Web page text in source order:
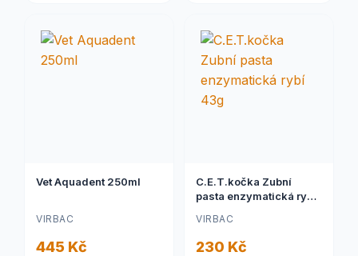
Vet Aquadent 250ml
VIRBAC
445 Kč
C.E.T.kočka Zubní
pasta enzymatická rybí
VIRBAC
230 Kč